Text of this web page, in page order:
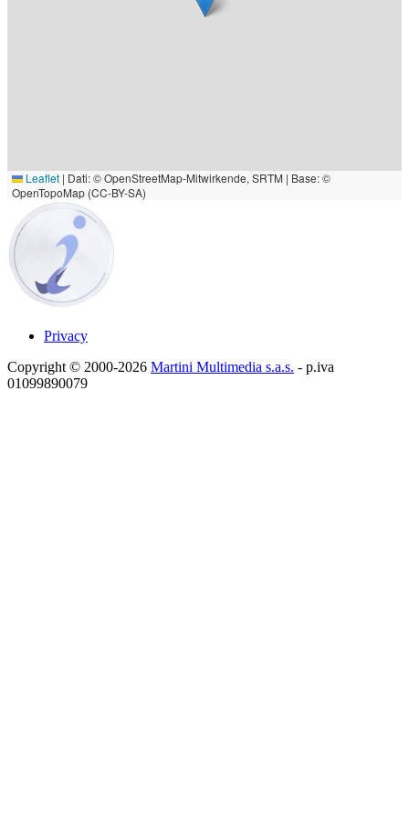
Leaflet | Dati: © OpenStreetMap-Mitwirkende, SRTM | Base: ©
OpenTopoMap (CC-BY-SA)
Privacy
Copyright © 2000-2026 Martini Multimedia s.a.s. - p.iva
01099890079